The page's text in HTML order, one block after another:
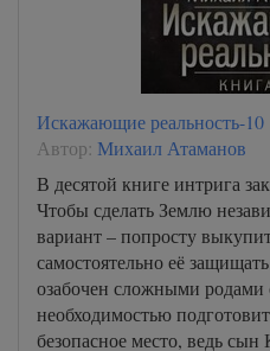
Искажающие реальность-10
Автор: Михаил Атаманов
В десятой книге интрига
Чтобы сделать Землю
вариант – попросту
самостоятельно её
озабочен сложными
необходимостью
безопасное место, ведь